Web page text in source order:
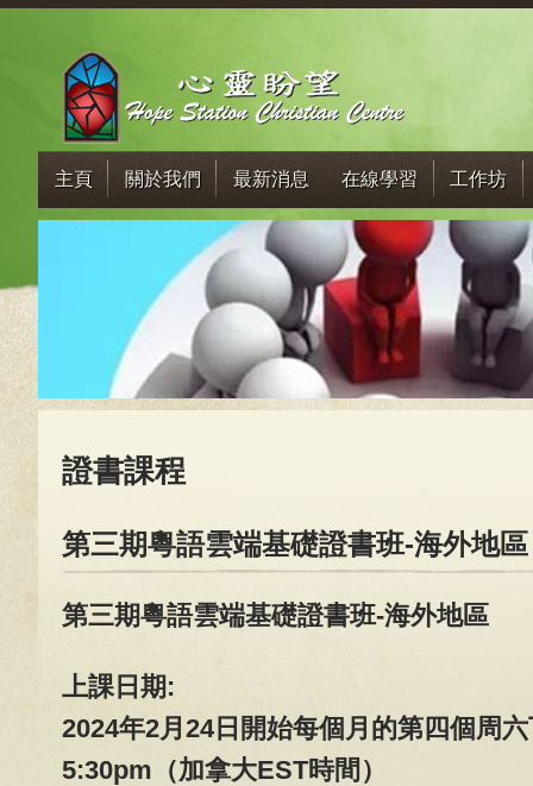
主頁 關於我們 最新消息 在線學習 工作坊
證書課程
第三期粵語雲端基礎證書班-海外地區
第三期粵語雲端基礎證書班-海外地區
上課日期:
2024年2月24日開始每個月的第四個周
5:30pm（加拿大EST時間）